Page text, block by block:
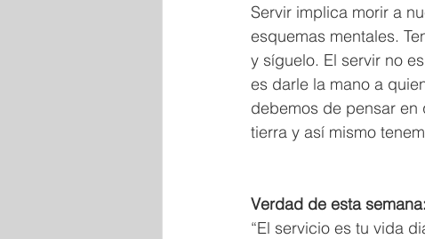
Servir implica morir a
esquemas mentales.
y síguelo. El servir no
es darle la mano a
debemos de pensar en
tierra y así mismo
Verdad de esta semana:
“El servicio es tu vida